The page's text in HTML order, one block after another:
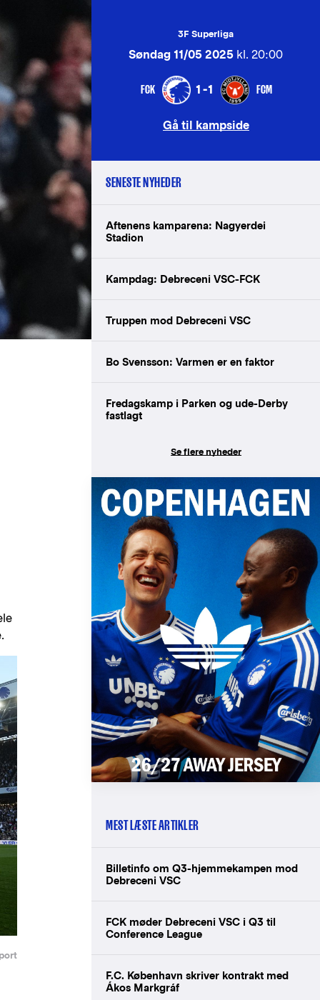
3F Superliga
Søndag 11/05 2025 kl. 20:00
FCK 1-1 FCM
Gå til kampside
SENESTE NYHEDER
Aftenens kamparena: Nagyerdei
Stadion
Kampdag: Debreceni VSC-FCK
Truppen mod Debreceni VSC
Bo Svensson: Varmen er en faktor
Fredagskamp i Parken og ude-Derby
fastlagt
Se flere nyheder
MEST LÆSTE ARTIKLER
Billetinfo om Q3-hjemmekampen mod
Debreceni VSC
FCK møder Debreceni VSC i Q3 til
Conference League
F.C. København skriver kontrakt med
Ákos Markgráf